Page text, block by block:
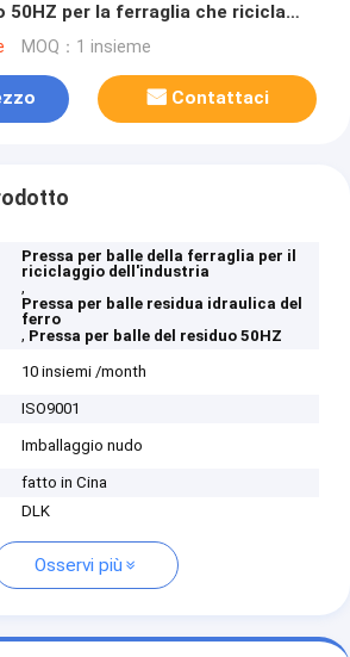
50HZ per la ferraglia che ricicla
MOQ：1 insieme
Contattaci
Pressa per balle della ferraglia per il
riciclaggio dell'industria
,
Pressa per balle residua idraulica del
ferro
, Pressa per balle del residuo 50HZ
10 insiemi /month
ISO9001
Imballaggio nudo
fatto in Cina
DLK
Osservi più